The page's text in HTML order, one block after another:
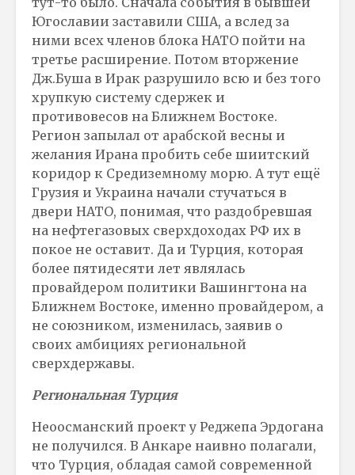
Югославии заставили США, а вслед за
ними всех членов блока НАТО пойти на
третье расширение. Потом вторжение
Дж.Буша в Ирак разрушило всю и без того
хрупкую систему сдержек и
противовесов на Ближнем Востоке.
Регион запылал от арабской весны и
желания Ирана пробить себе шиитский
коридор к Средиземному морю. А тут ещё
Грузия и Украина начали стучаться в
двери НАТО, понимая, что раздобревшая
на нефтегазовых сверхдоходах РФ их в
покое не оставит. Да и Турция, которая
более пятидесяти лет являлась
провайдером политики Вашингтона на
Ближнем Востоке, именно провайдером, а
не союзником, изменилась, заявив о
своих амбициях региональной
сверхдержавы.
Региональная Турция
Неоосманский проект у Реджепа Эрдогана
не получился. В Анкаре наивно полагали,
что Турция, обладая самой современной